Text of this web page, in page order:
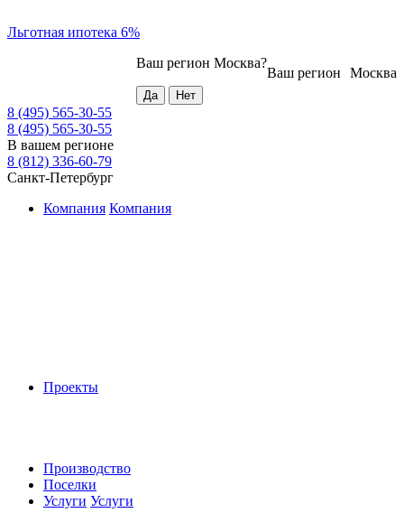
Льготная ипотека 6%
Москва
Ваш регион
Ваш регион Москва?
8 (495) 565-30-55
8 (495) 565-30-55
В вашем регионе
8 (812) 336-60-79
Санкт-Петербург
Компания Компания
Проекты
Производство
Поселки
Услуги Услуги